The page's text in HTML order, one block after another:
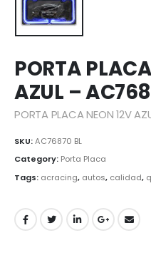
PORTA
AZUL –
PORTA PLACA NEON 12V
SKU:AC76870 BL
Category: Porta Placa
Tags: acracing, autos, calidad,